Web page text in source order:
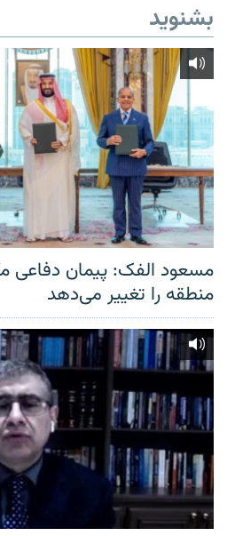
بشنوید
مسعود الفک: پیمان دفاعی
منطقه را تغییر می‌دهد